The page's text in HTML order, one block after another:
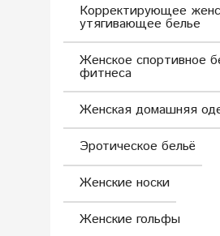
Корректирующее
утягивающее белье
Женское спортивное
фитнеса
Женская домашняя
Эротическое бельё
Женские носки
Женские гольфы